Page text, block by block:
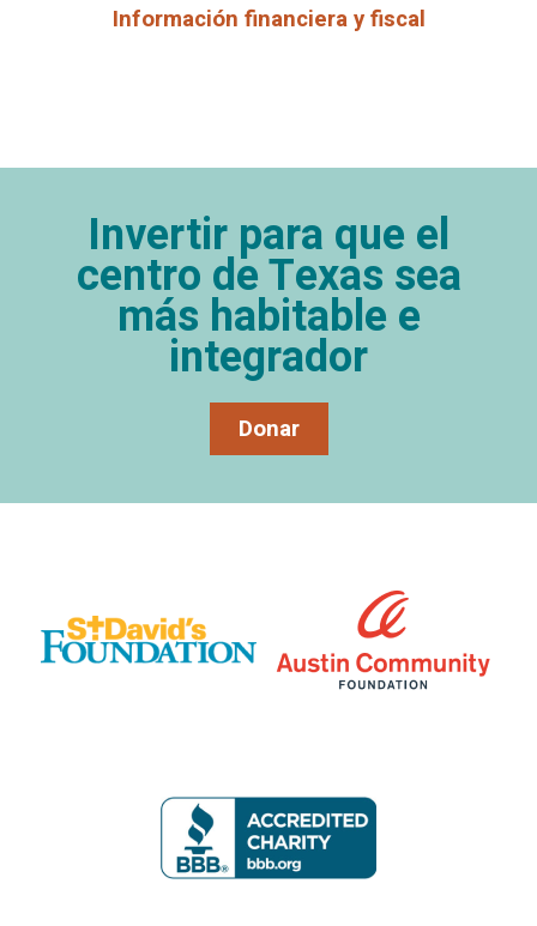
Información financiera y fiscal
Invertir para que el
centro de Texas sea
más habitable e
integrador
Donar